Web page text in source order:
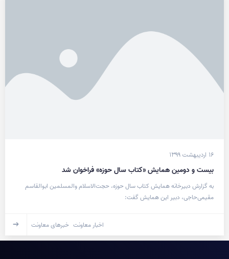
۱۶ اردیبهشت ۱۳۹۹
بیست و دومین همایش «کتاب سال حوزه» فراخوان شد
به گزارش دبیرخانه همایش کتاب سال حوزه، حجت‌الاسلام والمسلمین ابوالقاسم
مقیمی‌حاجی،‌ دبیر این همایش گفت:
اخبار معاونت خبرهای معاونت